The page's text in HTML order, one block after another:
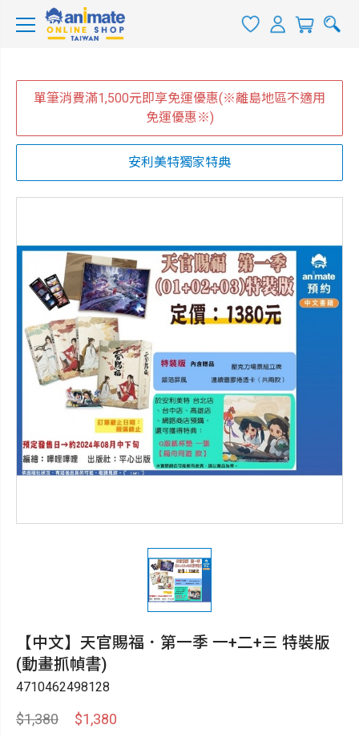
單筆消費滿1,500元即享免運優惠(※離島地區不適用
免運優惠※)
安利美特獨家特典
【中文】天官賜福．第一季 一+二+三 特裝版
(動畫抓幀書)
4710462498128
$1,380 $1,380